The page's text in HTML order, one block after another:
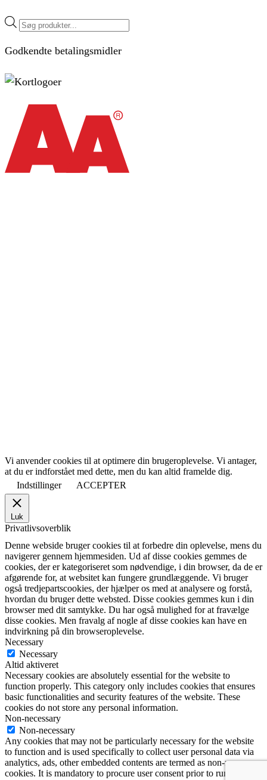
Products
search
Godkendte betalingsmidler
Vi anvender cookies til at optimere din brugeroplevelse. Vi antager,
at du er indforstået med dette, men du kan altid framelde dig.
Indstillinger
ACCEPTER
Luk
Privatlivsoverblik
Denne webside bruger cookies til at forbedre din oplevelse, mens du
navigerer gennem hjemmesiden. Ud af disse cookies gemmes de
cookies, der er kategoriseret som nødvendige, i din browser, da de er
afgørende for, at websitet kan fungere grundlæggende. Vi bruger
også tredjepartscookies, der hjælper os med at analysere og forstå,
hvordan du bruger dette websted. Disse cookies gemmes kun i din
browser med dit samtykke. Du har også mulighed for at fravælge
disse cookies. Men fravalg af nogle af disse cookies kan have en
indvirkning på din browseroplevelse.
Necessary
Necessary
Altid aktiveret
Necessary cookies are absolutely essential for the website to
function properly. This category only includes cookies that ensures
basic functionalities and security features of the website. These
cookies do not store any personal information.
Non-necessary
Non-necessary
Any cookies that may not be particularly necessary for the website
to function and is used specifically to collect user personal data via
analytics, ads, other embedded contents are termed as non-necessary
cookies. It is mandatory to procure user consent prior to running